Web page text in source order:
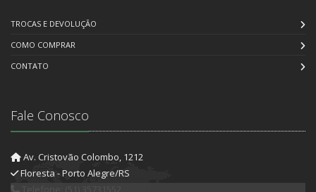
TROCAS E DEVOLUÇÃO
COMO COMPRAR
CONTATO
Fale Conosco
Av. Cristovão Colombo, 1212
Floresta - Porto Alegre/RS